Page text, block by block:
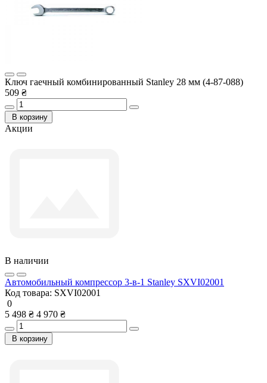
Ключ гаечный комбинированный Stanley 28 мм (4-87-088)
509 ₴
В корзину
Акции
В наличии
Автомобильный компрессор 3-в-1 Stanley SXVI02001
Код товара: SXVI02001
0
5 498 ₴ 4 970 ₴
В корзину